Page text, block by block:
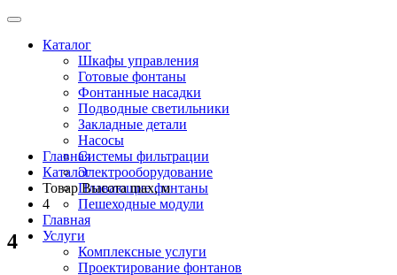
Каталог
Шкафы управления
Готовые фонтаны
Фонтанные насадки
Подводные светильники
Закладные детали
Насосы
Системы фильтрации
Электрооборудование
Плавающие фонтаны
Пешеходные модули
Главная
Услуги
Комплексные услуги
Проектирование фонтанов
Главная
Каталог
Товар Высота max, м
4
4